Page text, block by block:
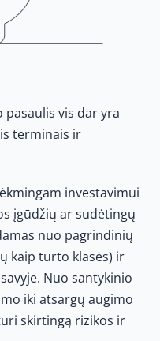
vis dar yra
terminais ir
investavimui
įgūdžių ar sudėtingų
nuo pagrindinių
kaip turto klasės) ir
Nuo santykinio
iki atsargų augimo
skirtingą rizikos ir